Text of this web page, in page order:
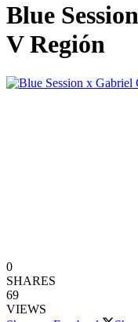
Blue
V Región
0
SHARES
69
VIEWS